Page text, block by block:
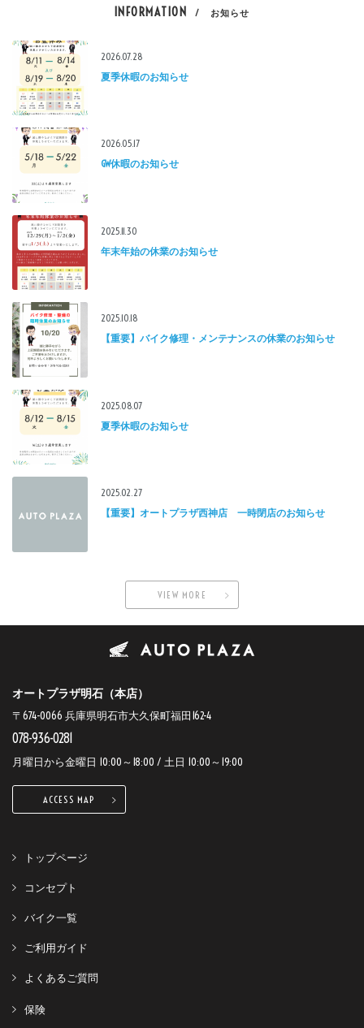
INFORMATION / お知らせ
2026.07.28
夏季休暇のお知らせ
2026.05.17
GW休暇のお知らせ
2025.11.30
年末年始の休業のお知らせ
2025.10.18
【重要】バイク修理・メンテナンスの休業のお知らせ
2025.08.07
夏季休暇のお知らせ
2025.02.27
【重要】オートプラザ西神店 一時閉店のお知らせ
VIEW MORE
オートプラザ明石（本店）
〒674-0066 兵庫県明石市大久保町福田162-4
078-936-0281
月曜日から金曜日 10:00～18:00 / 土日 10:00～19:00
ACCESS MAP
トップページ
コンセプト
バイク一覧
ご利用ガイド
よくあるご質問
保険